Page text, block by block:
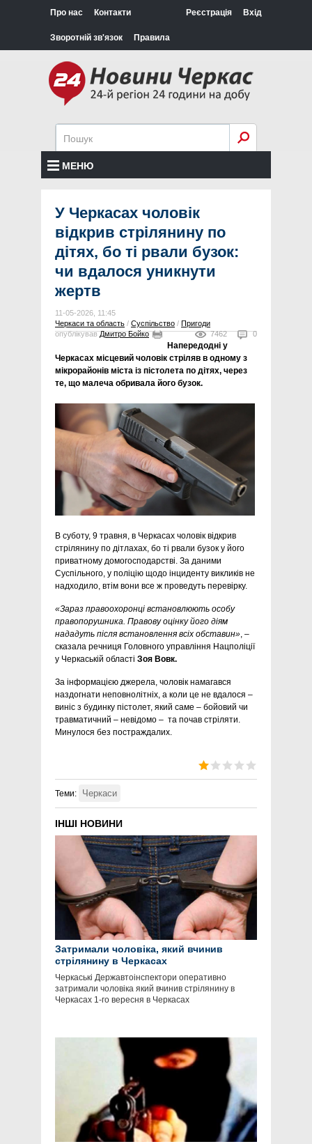
Про нас Контакти
Зворотній зв'язок Правила
Реєстрація Вхід
МЕНЮ
У Черкасах чоловік
відкрив стрілянину по
дітях, бо ті рвали бузок:
чи вдалося уникнути
жертв
11-05-2026, 11:45
Черкаси та область / Суспільство / Пригоди
опублікувавДмитро Бойко 0
7462
Напередодні у
Черкасах місцевий чоловік стріляв в одному з
мікрорайонів міста із пістолета по дітях, через
те, що малеча обривала його бузок.
В суботу, 9 травня, в Черкасах чоловік відкрив
стрілянину по дітлахах, бо ті рвали бузок у його
приватному домогосподарстві. За даними
Суспільного, у поліцію щодо інциденту викликів не
надходило, втім вони все ж проведуть перевірку.
«Зараз правоохоронці встановлюють особу
правопорушника. Правову оцінку його діям
нададуть після встановлення всіх обставин» , –
сказала речниця Головного управління Нацполіції
у Черкаській області Зоя Вовк.
За інформацією джерела, чоловік намагався
наздогнати неповнолітніх, а коли це не вдалося –
виніс з будинку пістолет, який саме – бойовий чи
травматичний – невідомо – та почав стріляти.
Минулося без постраждалих.
Теми: Черкаси
ІНШІ НОВИНИ
Затримали чоловіка, який вчинив
стрілянину в Черкасах
Черкаські Державтоінспектори оперативно
затримали чоловіка який вчинив стрілянину в
Черкасах 1-го вересня в Черкасах